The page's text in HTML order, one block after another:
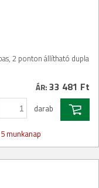
2 ponton állítható dupla
ÁR: 33 481 Ft
darab
munkanap